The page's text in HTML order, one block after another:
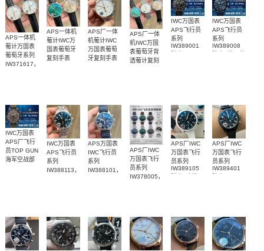
APS一体机
葡计万国表
葡萄牙系列
IW371617，
APS一体机
葡计IWC万
国表葡萄牙
复刻手表
APS厂一体
机葡计IWC
万国表葡萄
牙复刻手表
APS厂一体
机IWC万国
表葡萄牙背
透葡计复刻
IWC万国表
APS飞行员
系列
IW389001
IWC万国表
APS飞行员
系列
IW389008
IWC万国表
APS厂飞行
员TOP GUN
海军空战部
IWC万国表
APS飞行员
系列
IW388113，
APS万国表
IWC飞行员
系列
IW388101，
APS厂IWC
万国表飞行
员系列
IW378005，
APS厂IWC
万国表飞行
员系列
IW389105
APS厂IWC
万国表飞行
员系列
IW389401